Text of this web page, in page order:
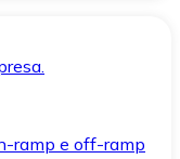
ramp e off-ramp